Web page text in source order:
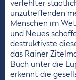
verfehlter
unzutreffenden
Menschen im
und Neues
destruktivste
das Rainer
Buch unter die
erkennt die